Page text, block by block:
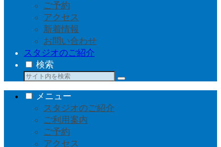
ご予約
アクセス
新着情報
お問い合わせ
スタジオのご紹介
検索
メニュー
スタジオのご紹介
ご利用案内
ご予約
アクセス